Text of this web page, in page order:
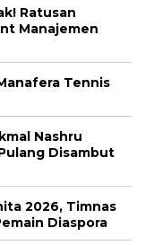
Ratusan
Manajemen
Tennis
Nashru
Disambut
2026, Timnas
Diaspora